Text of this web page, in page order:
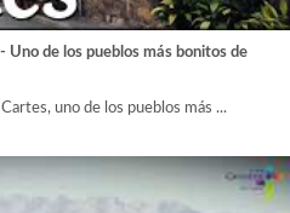
Uno de los pueblos más bonitos de
uno de los pueblos más ...